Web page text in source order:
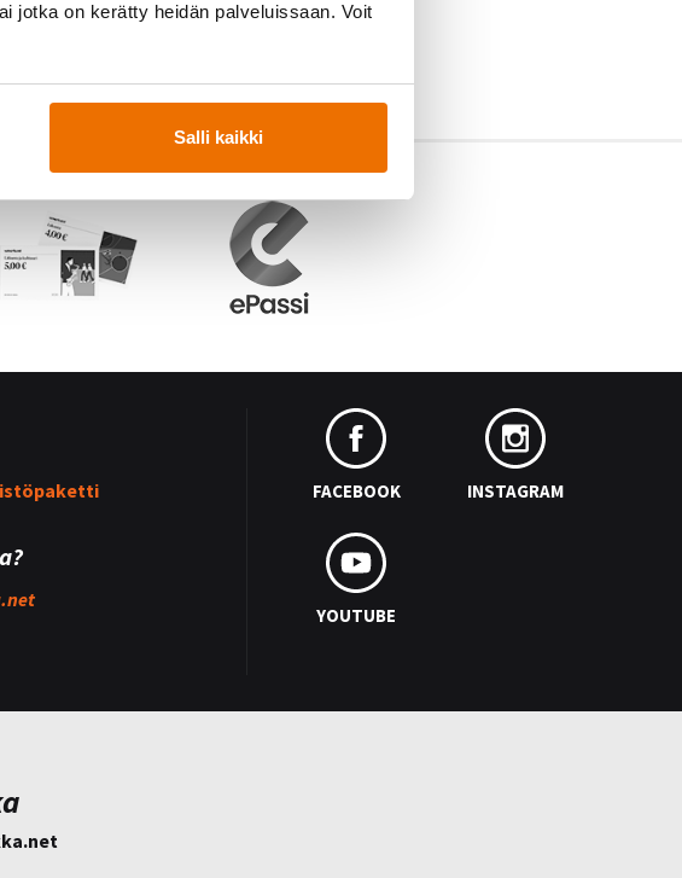
jotka on kerätty heidän palveluissaan. Voit
Salli kaikki
FACEBOOK INSTAGRAM
YOUTUBE